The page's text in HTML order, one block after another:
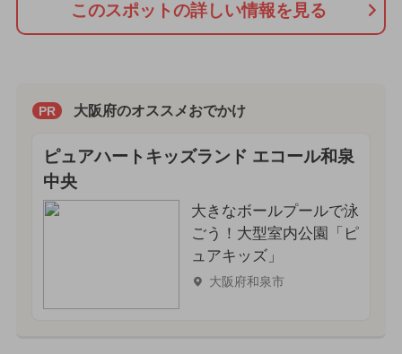
このスポットの詳しい情報を見る
PR 大阪府のオススメおでかけ
ピュアハートキッズランド エコール和泉
中央
大きなボールプールで泳
ごう！大型室内公園「ピ
ュアキッズ」
大阪府和泉市